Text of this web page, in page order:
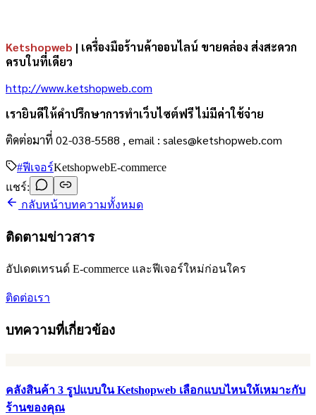
Ketshopweb | เครื่องมือร้านค้าออนไลน์ ขายคล่อง ส่งสะดวก
ครบในที่เดียว
http://www.ketshopweb.com
เรายินดีให้คำปรึกษาการทำเว็บไซต์ฟรี ไม่มีค่าใช้จ่าย
ติดต่อมาที่ 02-038-5588 , email : sales@ketshopweb.com
#ฟีเจอร์KetshopwebE-commerce
แชร์:
กลับหน้าบทความทั้งหมด
ติดตามข่าวสาร
อัปเดตเทรนด์ E-commerce และฟีเจอร์ใหม่ก่อนใคร
ติดต่อเรา
บทความที่เกี่ยวข้อง